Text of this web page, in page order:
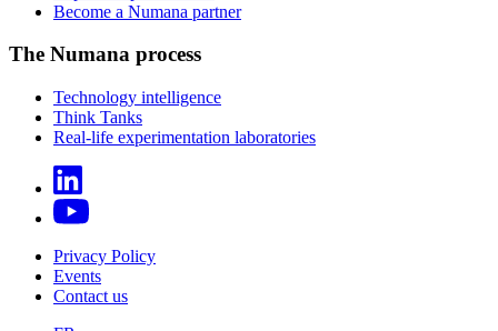
Become a Numana partner
The Numana process
Technology intelligence
Think Tanks
Real-life experimentation laboratories
Privacy Policy
Events
Contact us